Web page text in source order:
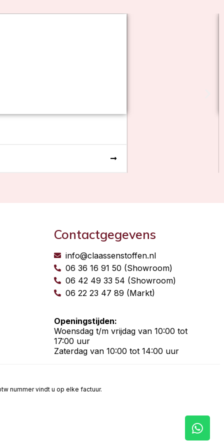
Contactgegevens
info@claassenstoffen.nl
06 36 16 91 50 (Showroom)
06 42 49 33 54 (Showroom)
06 22 23 47 89 (Markt)
Openingstijden:
Woensdag t/m vrijdag van 10:00 tot
17:00 uur
Zaterdag van 10:00 tot 14:00 uur
nummer vindt u op elke factuur.